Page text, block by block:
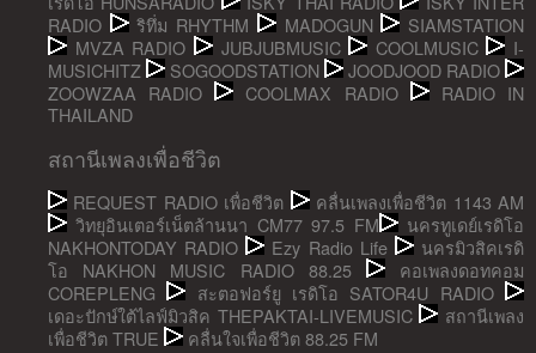
RADIO
ริทึ่ม RHYTHM MADOGUN
SIAMSTATION
MVZA RADIO
JUBJUBMUSIC COOLMUSIC
I-
MUSICHITZ
SOGOODSTATION
JOODJOOD RADIO
ZOOWZAA RADIO
COOLMAX RADIO
RADIO IN
THAILAND
สถานีเพลงเพื่อชีวิต
REQUEST RADIO เพื่อชีวิต
คลื่นเพลงเพื่อชีวิต 1143 AM
วิทยุอินเตอร์เน็ตล้านนา CM77 97.5 FM
นครทูเดย์เรดิโอ
NAKHONTODAY RADIO
Ezy Radio Life
นครมิวสิคเรดิ
โอ NAKHON MUSIC RADIO 88.25
คอเพลงดอทคอม
COREPLENG
สะตอฟอร์ยู เรดิโอ SATOR4U RADIO
เดอะปักษ์ใต้ไลฟ์มิวสิค THEPAKTAI-LIVEMUSIC
สถานีเพลง
เพื่อชีวิต TRUE
คลื่นใจเพื่อชีวิต 88.25 FM